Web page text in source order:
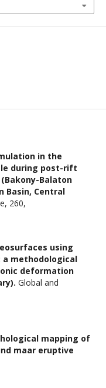
in the
during post-rift
Balaton
Basin, Central
260,
using
a methodological
deformation
Global and
mapping of
maar eruptive